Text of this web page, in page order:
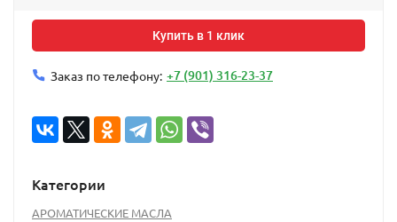
Купить в 1 клик
Заказ по телефону: +7 (901) 316-23-37
Категории
АРОМАТИЧЕСКИЕ МАСЛА